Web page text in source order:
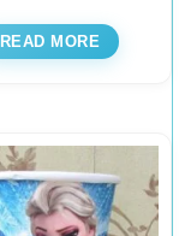
READ MORE